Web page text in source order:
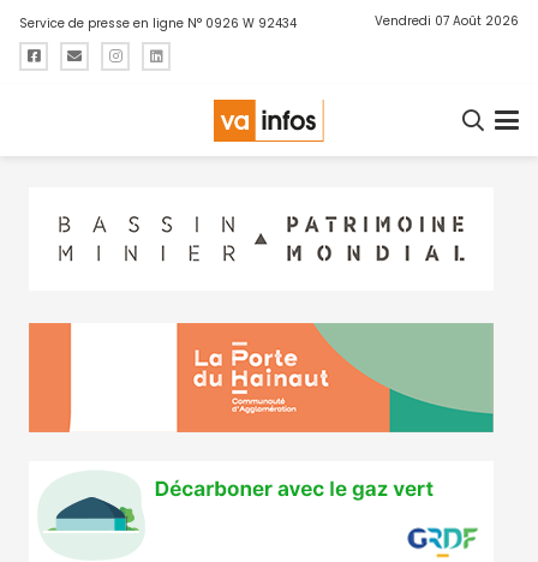
Service de presse en ligne N° 0926 W 92434 Vendredi 07 Août 2026